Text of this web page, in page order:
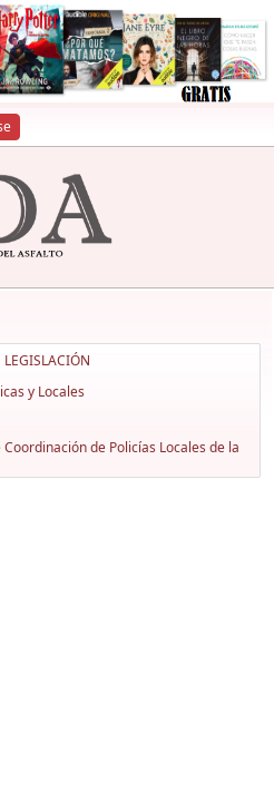
LEGISLACIÓN
y Locales
de Policías Locales de la